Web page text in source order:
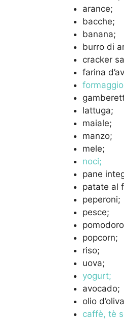
arance;
bacche;
banana;
burro di
cracker
farina
lattuga;
maiale;
manzo;
mele;
noci;
pane
patate al
peperoni;
pesce;
popcorn;
riso;
uova;
yogurt;
avocado;
olio
caffè, tè